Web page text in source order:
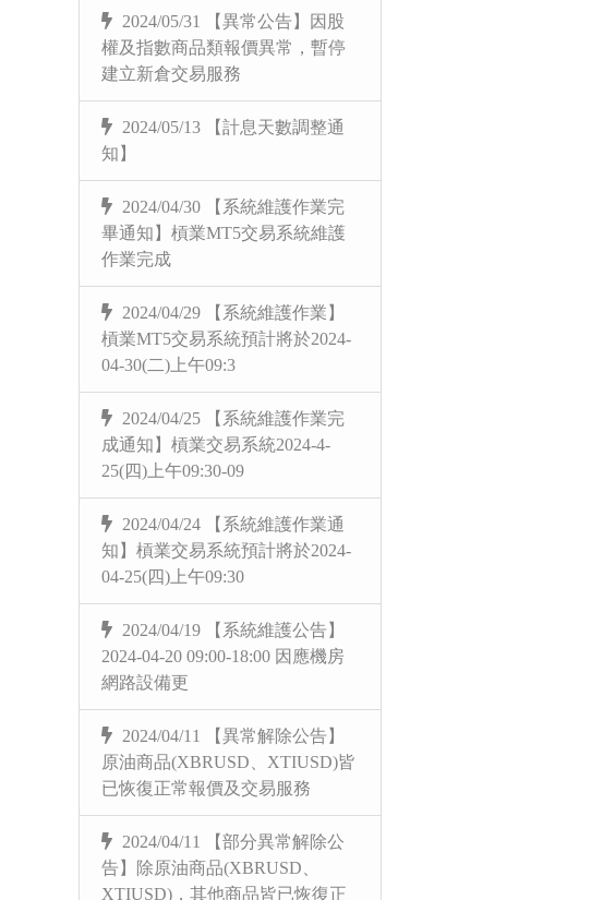
2024/05/31 【異常公告】因股
權及指數商品類報價異常，暫停
建立新倉交易服務
2024/05/13 【計息天數調整通
知】
2024/04/30 【系統維護作業完
畢通知】槓業MT5交易系統維護
作業完成
2024/04/29 【系統維護作業】
槓業MT5交易系統預計將於2024-
04-30(二)上午09:3
2024/04/25 【系統維護作業完
成通知】槓業交易系統2024-4-
25(四)上午09:30-09
2024/04/24 【系統維護作業通
知】槓業交易系統預計將於2024-
04-25(四)上午09:30
2024/04/19 【系統維護公告】
2024-04-20 09:00-18:00 因應機房
網路設備更
2024/04/11 【異常解除公告】
原油商品(XBRUSD、XTIUSD)皆
已恢復正常報價及交易服務
2024/04/11 【部分異常解除公
告】除原油商品(XBRUSD、
XTIUSD)，其他商品皆已恢復正